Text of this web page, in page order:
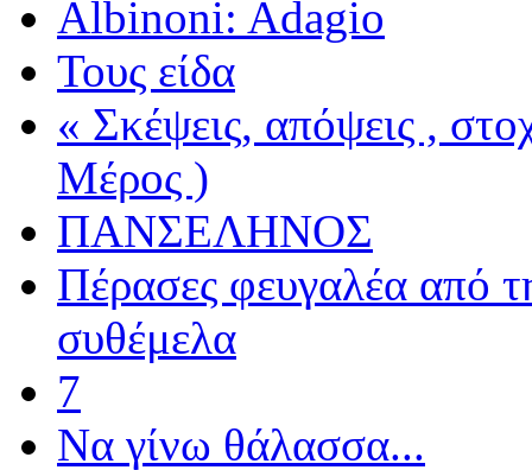
Albinoni: Adagio
Τους είδα
« Σκέψεις, απόψεις ,
Μέρος )
ΠΑΝΣΕΛΗΝΟΣ
Πέρασες φευγαλέα από
συθέμελα
7
Να γίνω θάλασσα...